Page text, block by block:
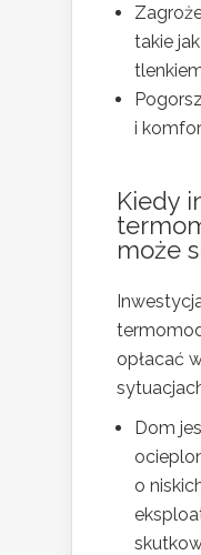
takie
i
Kiedy
może
opłacać
Dom
o